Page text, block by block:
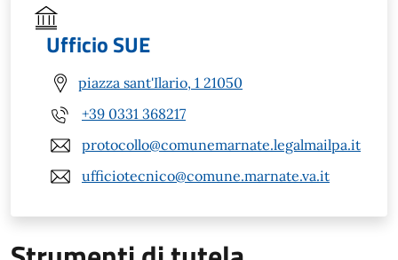
Ufficio SUE
piazza sant'Ilario, 1 21050
+39 0331 368217
protocollo@comunemarnate.legalmailpa.it
ufficiotecnico@comune.marnate.va.it